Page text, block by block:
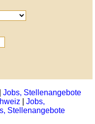
Jobs, Stellenangebote
Jobs,
Stellenangebote